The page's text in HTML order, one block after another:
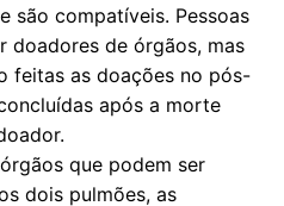
são compatíveis. Pessoas
doadores de órgãos, mas
feitas as doações no pós-
após a morte
que podem ser
dois pulmões, as